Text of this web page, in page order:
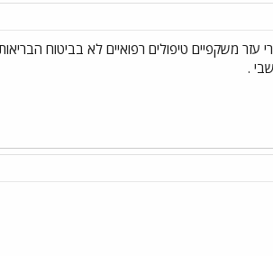
עזר משקפיים טיפולים רפואיים לא בביטוח
.